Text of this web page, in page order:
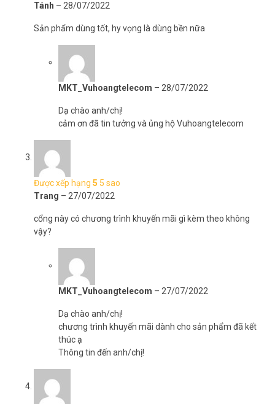
Tánh – 28/07/2022
Sản phẩm dùng tốt, hy vọng là dùng bền nữa
MKT_Vuhoangtelecom – 28/07/2022
Dạ chào anh/chị!
cảm ơn đã tin tưởng và ủng hộ Vuhoangtelecom
Được xếp hạng 5 5 sao
Trang – 27/07/2022
cổng này có chương trình khuyến mãi gì kèm theo không
vậy?
MKT_Vuhoangtelecom – 27/07/2022
Dạ chào anh/chị!
chương trình khuyến mãi dành cho sản phẩm đã kết
thúc ạ
Thông tin đến anh/chị!